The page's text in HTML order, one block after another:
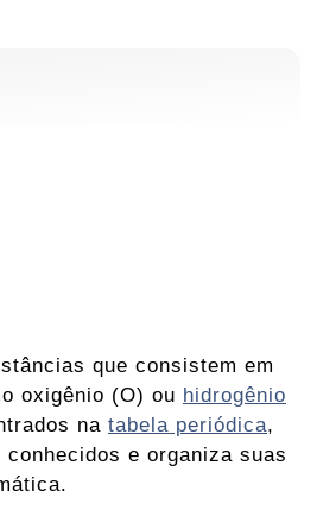
que consistem em
oxigênio (O) ou hidrogênio
na tabela periódica,
e organiza suas